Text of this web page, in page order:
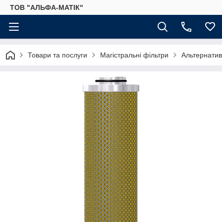
ТОВ "АЛЬФА-МАТІК"
Товари та послуги Магістральні фільтри